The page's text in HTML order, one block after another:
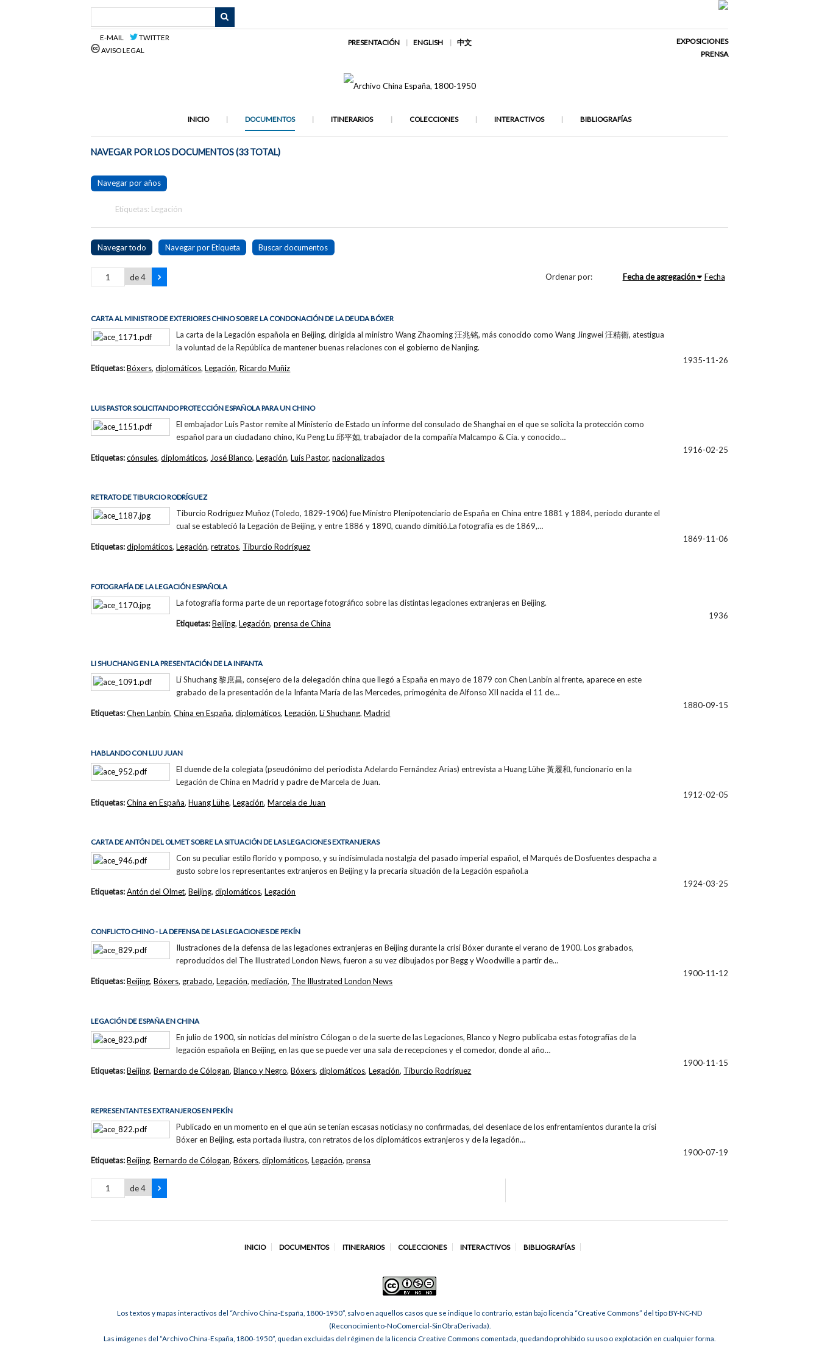
E-MAIL
TWITTER
AVISO LEGAL
PRESENTACIÓN ENGLISH 中文
EXPOSICIONES
PRENSA
INICIO DOCUMENTOS ITINERARIOS COLECCIONES INTERACTIVOS BIBLIOGRAFÍAS
NAVEGAR POR LOS DOCUMENTOS (33 TOTAL)
Navegar por años
Etiquetas: Legación
Navegar todo Navegar por Etiqueta Buscar documentos
de 4 Ordenar por: Fecha de agregación Fecha
CARTA AL MINISTRO DE EXTERIORES CHINO SOBRE LA CONDONACIÓN DE LA DEUDA BÓXER
La carta de la Legación española en Beijing, dirigida al ministro Wang Zhaoming 汪兆铭, más conocido como Wang Jingwei 汪精衞, atestigua
la voluntad de la República de mantener buenas relaciones con el gobierno de Nanjing.
1935-11-26
Etiquetas:Bóxers,diplomáticos,Legación,Ricardo Muñiz
LUIS PASTOR SOLICITANDO PROTECCIÓN ESPAÑOLA PARA UN CHINO
El embajador Luis Pastor remite al Ministerio de Estado un informe del consulado de Shanghai en el que se solicita la protección como
español para un ciudadano chino, Ku Peng Lu 邱平如, trabajador de la compañía Malcampo & Cia. y conocido…
1916-02-25
Etiquetas:cónsules,diplomáticos, José Blanco,Legación,Luís Pastor,nacionalizados
RETRATO DE TIBURCIO RODRÍGUEZ
Tiburcio Rodríguez Muñoz (Toledo, 1829-1906) fue Ministro Plenipotenciario de España en China entre 1881 y 1884, período durante el
cual se estableció la Legación de Beijing, y entre 1886 y 1890, cuando dimitió.La fotografía es de 1869,…
1869-11-06
Etiquetas:diplomáticos,Legación,retratos, Tiburcio Rodríguez
FOTOGRAFÍA DE LA LEGACIÓN ESPAÑOLA
La fotografía forma parte de un reportage fotográfico sobre las distintas legaciones extranjeras en Beijing.
1936
Etiquetas:Beijing, Legación, prensa de China
LI SHUCHANG EN LA PRESENTACIÓN DE LA INFANTA
Li Shuchang 黎庶昌, consejero de la delegación china que llegó a España en mayo de 1879 con Chen Lanbin al frente, aparece en este
grabado de la presentación de la Infanta María de las Mercedes, primogénita de Alfonso XII nacida el 11 de…
1880-09-15
Etiquetas:Chen Lanbin,China en España,diplomáticos,Legación,Li Shuchang,Madrid
HABLANDO CON LIJU JUAN
El duende de la colegiata (pseudónimo del periodista Adelardo Fernández Arias) entrevista a Huang Lühe 黃履和, funcionario en la
Legación de China en Madrid y padre de Marcela de Juan.
1912-02-05
Etiquetas:China en España,Huang Lühe,Legación,Marcela de Juan
CARTA DE ANTÓN DEL OLMET SOBRE LA SITUACIÓN DE LAS LEGACIONES EXTRANJERAS
Con su peculiar estilo florido y pomposo, y su indisimulada nostalgia del pasado imperial español, el Marqués de Dosfuentes despacha a
gusto sobre los representantes extranjeros en Beijing y la precaria situación de la Legación español.a
1924-03-25
Etiquetas:Antón del Olmet,Beijing,diplomáticos,Legación
CONFLICTO CHINO - LA DEFENSA DE LAS LEGACIONES DE PEKÍN
Ilustraciones de la defensa de las legaciones extranjeras en Beijing durante la crisi Bóxer durante el verano de 1900. Los grabados,
reproducidos del The Illustrated London News, fueron a su vez dibujados por Begg y Woodwille a partir de…
1900-11-12
Etiquetas:Beijing,Bóxers, grabado,Legación,mediación, The Illustrated London News
LEGACIÓN DE ESPAÑA EN CHINA
En julio de 1900, sin noticias del ministro Cólogan o de la suerte de las Legaciones, Blanco y Negro publicaba estas fotografías de la
legación española en Beijing, en las que se puede ver una sala de recepciones y el comedor, donde al año…
1900-11-15
Etiquetas:Beijing,Bernardo de Cólogan,Blanco y Negro,Bóxers,diplomáticos,Legación, Tiburcio Rodríguez
REPRESENTANTES EXTRANJEROS EN PEKÍN
Publicado en un momento en el que aún se tenían escasas noticias,y no confirmadas, del desenlace de los enfrentamientos durante la crisi
Bóxer en Beijing, esta portada ilustra, con retratos de los diplomáticos extranjeros y de la legación…
1900-07-19
Etiquetas:Beijing,Bernardo de Cólogan,Bóxers,diplomáticos,Legación,prensa
de 4
INICIO DOCUMENTOS ITINERARIOS COLECCIONES INTERACTIVOS BIBLIOGRAFÍAS
Los textos y mapas interactivos del “Archivo China-España, 1800-1950”, salvo en aquellos casos que se indique lo contrario, están bajo licencia “Creative Commons” del tipo BY-NC-ND
(Reconocimiento-NoComercial-SinObraDerivada).
Las imágenes del “Archivo China-España, 1800-1950”, quedan excluidas del régimen de la licencia Creative Commons comentada, quedando prohibido su uso o explotación en cualquier forma.